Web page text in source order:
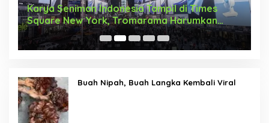
Karya Seniman Indonesia Tampil di Times
Square New York, Tromarama Harumkan
Nama Bangsa
Buah Nipah, Buah Langka Kembali Viral